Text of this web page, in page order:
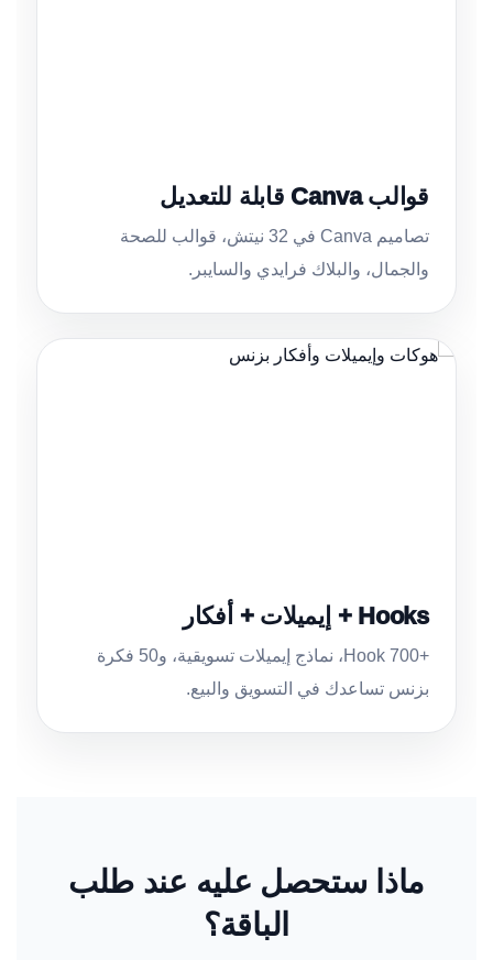
قوالب Canva قابلة للتعديل
تصاميم Canva في 32 نيتش، قوالب للصحة
والجمال، والبلاك فرايدي والسايبر.
Hooks + إيميلات + أفكار
+700 Hook، نماذج إيميلات تسويقية، و50 فكرة
بزنس تساعدك في التسويق والبيع.
ماذا ستحصل عليه عند طلب
الباقة؟